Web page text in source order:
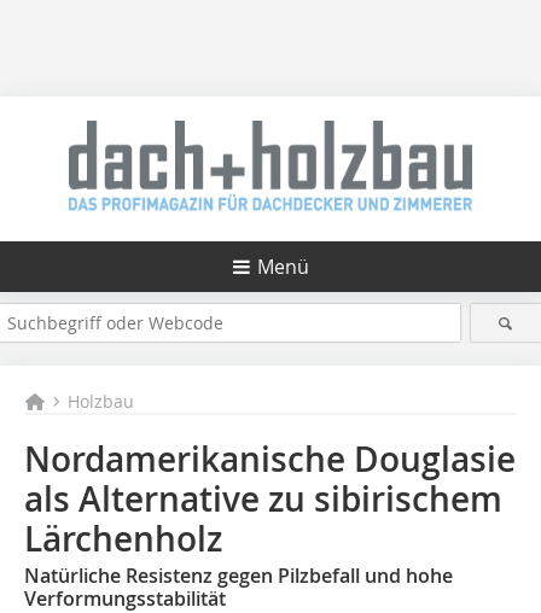
Menü
Holzbau
Nordamerikanische Douglasie
als Alternative zu sibirischem
Lärchenholz
Natürliche Resistenz gegen Pilzbefall und hohe
Verformungsstabilität